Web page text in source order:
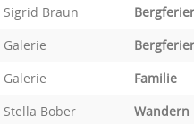
Sigrid Braun
Galerie
Galerie
Familie
Stella Bober Wandern